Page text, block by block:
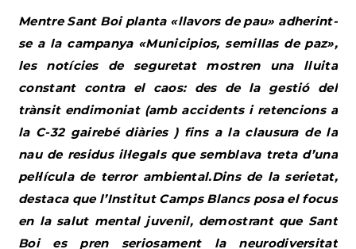
Mentre Sant Boi planta «llavors de pau» adherint-
se a la campanya «Municipios, semillas de paz»,
les notícies de seguretat mostren una lluita
constant contra el caos: des de la gestió del
trànsit endimoniat (amb accidents i retencions a
la C-32 gairebé diàries ) fins a la clausura de la
nau de residus il·legals que semblava treta d’una
pel·lícula de terror ambiental.Dins de la serietat,
destaca que l’Institut Camps Blancs posa el focus
en la salut mental juvenil, demostrant que Sant
Boi es pren seriosament la neurodiversitat